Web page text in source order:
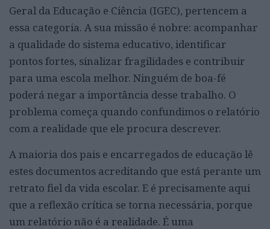
Geral da Educação e Ciência (IGEC), pertencem a
essa categoria. A sua missão é nobre: acompanhar
a qualidade do sistema educativo, identificar
pontos fortes, sinalizar fragilidades e contribuir
para uma escola melhor. Ninguém de boa-fé
poderá negar a importância desse trabalho. O
problema começa quando confundimos o relatório
com a realidade que ele procura descrever.
A maioria dos pais e encarregados de educação lê
estes documentos acreditando que está perante um
retrato fiel da vida escolar. E é precisamente aqui
que a reflexão crítica se torna necessária, porque
um relatório não é a realidade. É uma